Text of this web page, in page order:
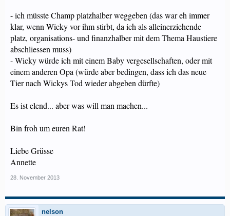
- ich müsste Champ platzhalber weggeben (das war eh immer
klar, wenn Wicky vor ihm stirbt, da ich als alleinerziehende
platz, organisations- und finanzhalber mit dem Thema Haustiere
abschliessen muss)
- Wicky würde ich mit einem Baby vergesellschaften, oder mit
einem anderen Opa (würde aber bedingen, dass ich das neue
Tier nach Wickys Tod wieder abgeben dürfte)
Es ist elend... aber was will man machen...
Bin froh um euren Rat!
Liebe Grüsse
Annette
28. November 2013
nelson